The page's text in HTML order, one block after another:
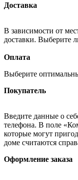
Доставка
В зависимости от
доставки. Выберите
Оплата
Выберите
Покупатель
Введите данные о
телефона. В поле
которые могут
доме считаются
Оформление заказа